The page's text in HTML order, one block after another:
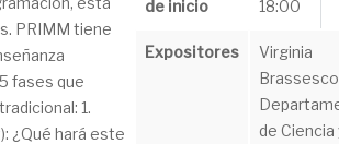
PRIMM tiene
fases que
1.
¿Qué hará este
de inicio
18:00
Expositores
Virginia
de Ciencia